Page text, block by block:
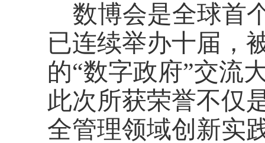
数博会是全球首
已连续举办十届，
的“数字政府”交流
此次所获荣誉不仅
全管理领域创新实